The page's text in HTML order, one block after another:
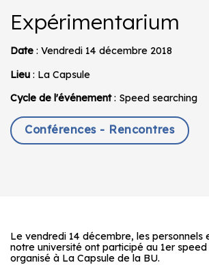
Expérimentarium
Date : Vendredi 14 décembre 2018
Lieu : La Capsule
Cycle de l'événement: Speed searching
Conférences - Rencontres
Le vendredi 14 décembre, les personnels
notre université ont participé au 1er
organisé à La Capsule de la BU.